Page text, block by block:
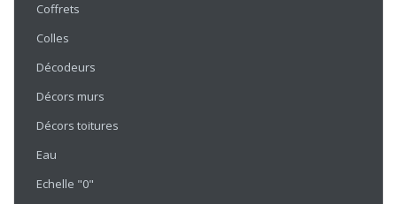
Coffrets
Colles
Décodeurs
Décors murs
Décors toitures
Eau
Echelle "0"